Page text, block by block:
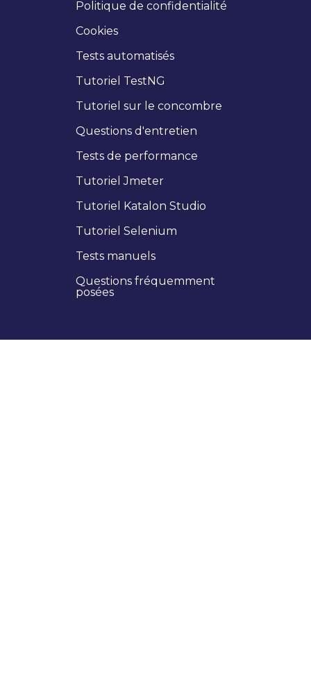
Politique de confidentialité
Cookies
Tests automatisés
Tutoriel TestNG
Tutoriel sur le concombre
Questions d'entretien
Tests de performance
Tutoriel Jmeter
Tutoriel Katalon Studio
Tutoriel Selenium
Tests manuels
Questions fréquemment
posées